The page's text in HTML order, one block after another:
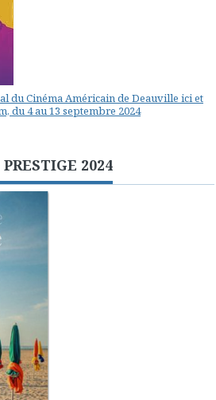
du Cinéma Américain de Deauville ici et
du 4 au 13 septembre 2024
2024